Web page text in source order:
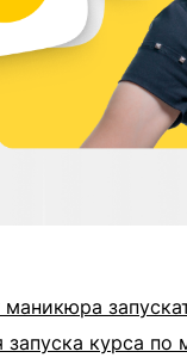
запуска курса по